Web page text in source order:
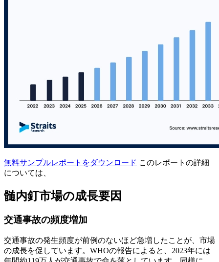
無料サンプルレポートをダウンロード このレポートの詳細
については、
髄内釘市場の成長要因
交通事故の頻度増加
交通事故の発生頻度が前例のないほど急増したことが、市場
の成長を促しています。WHOの報告によると、2023年には